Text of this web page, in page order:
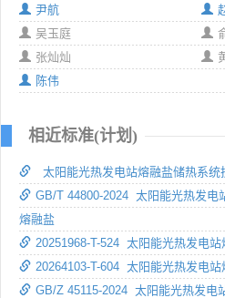
尹航
吴玉庭
张灿灿
陈伟
相近标准(计划)
太阳能光热发电站熔融盐储热系统
GB/T 44800-2024 太阳能光热发电
熔融盐
20251968-T-524 太阳能光热发电
20264103-T-604 太阳能光热发电
GB/Z 45115-2024 太阳能光热发电